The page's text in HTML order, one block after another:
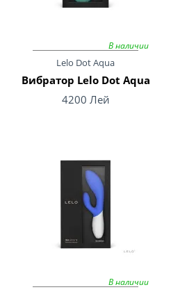
В наличии
Lelo Dot Aqua
Вибратор Lelo Dot Aqua
4200 Лей
В наличии